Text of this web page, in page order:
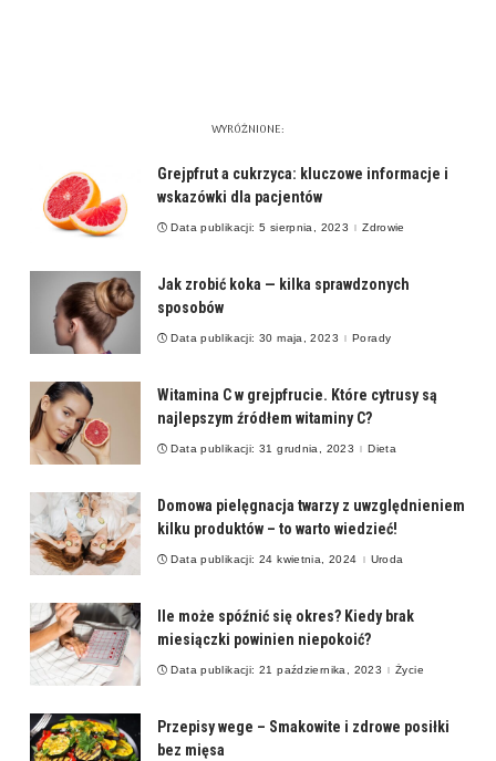
WYRÓŻNIONE:
Grejpfrut a cukrzyca: kluczowe informacje i
wskazówki dla pacjentów
Data publikacji: 5 sierpnia, 2023 Zdrowie
Jak zrobić koka — kilka sprawdzonych
sposobów
Data publikacji: 30 maja, 2023 Porady
Witamina C w grejpfrucie. Które cytrusy są
najlepszym źródłem witaminy C?
Data publikacji: 31 grudnia, 2023 Dieta
Domowa pielęgnacja twarzy z uwzględnieniem
kilku produktów – to warto wiedzieć!
Data publikacji: 24 kwietnia, 2024 Uroda
Ile może spóźnić się okres? Kiedy brak
miesiączki powinien niepokoić?
Data publikacji: 21 października, 2023 Życie
Przepisy wege – Smakowite i zdrowe posiłki
bez mięsa